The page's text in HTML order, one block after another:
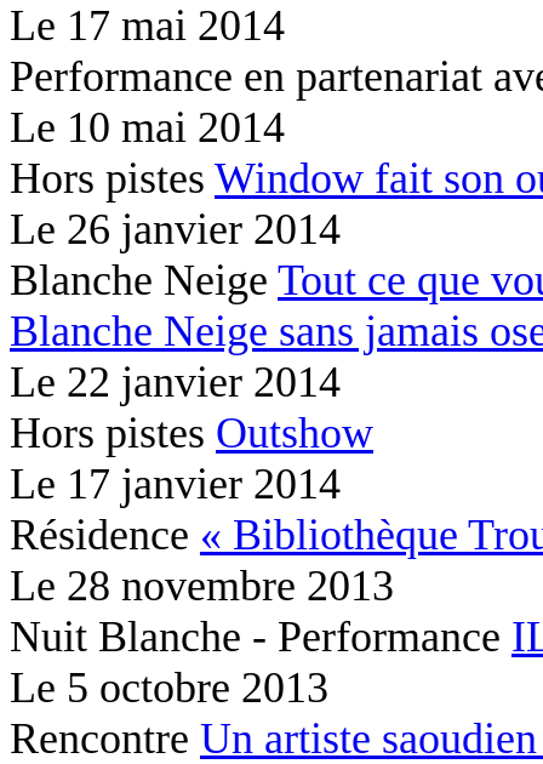
Le 17 mai 2014
Performance en partenariat
Le 10 mai 2014
Hors pistes Window fait son
Le 26 janvier 2014
Blanche Neige Tout ce que
Blanche Neige sans jamais
Le 22 janvier 2014
Hors pistes Outshow
Le 17 janvier 2014
Résidence « Bibliothèque
Le 28 novembre 2013
Nuit Blanche - Performance
Le 5 octobre 2013
Rencontre Un artiste